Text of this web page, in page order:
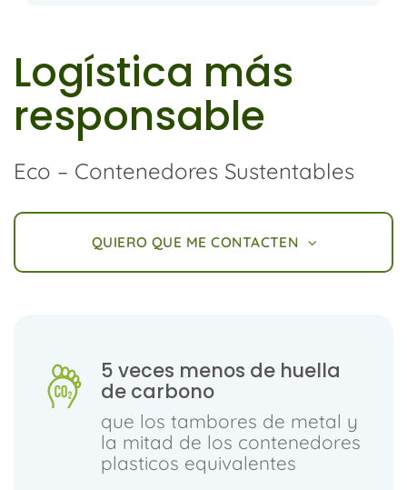
Logística más
responsable
Eco – Contenedores Sustentables
QUIERO QUE ME CONTACTEN
5 veces menos de huella
de carbono
que los tambores de metal y
la mitad de los contenedores
plasticos equivalentes